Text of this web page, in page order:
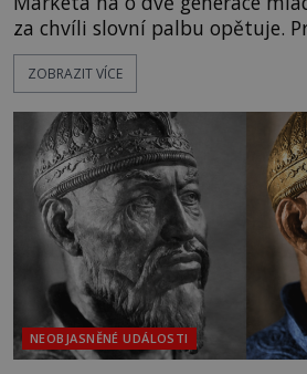
za chvíli slovní palbu opětuje.
katolička, druhá přesvědčená
nich se usídlí na jedné z věží
mezi vůdce protihusitského
skutečně jistou
ZOBRAZIT VÍCE
NEOBJASNĚNÉ UDÁLOSTI